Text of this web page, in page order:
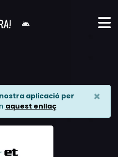
aplicació per
aquest enllaç
×